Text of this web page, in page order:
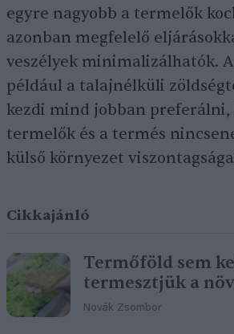
egyre nagyobb a termelők
azonban megfelelő
veszélyek minimalizálhatók. A
például a talajnélküli
kezdi mind jobban
termelők és a termés
külső környezet
Cikkajánló
Termőföld sem
termesztjük a
Novák Zsombor